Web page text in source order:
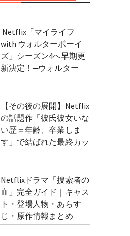
Netflix「マイライフ
with ウォルターボーイ
ズ」シーズン4へ早期更
新決定！─ウォルター
【その後の展開】Netflix
の話題作「彼氏彼女いな
い歴＝年齢、卒業しま
す」で結ばれた最終カッ
Netflixドラマ「捜索者の
血」完全ガイド｜キャス
ト・登場人物・あらす
じ・原作情報まとめ